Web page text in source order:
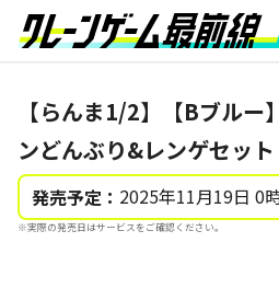
【らんま1/2】【Bブルー
ンどんぶり&レンゲセット
発売予定： 2025年11月19日 0
※実際の発売日はサービスをご確認ください。